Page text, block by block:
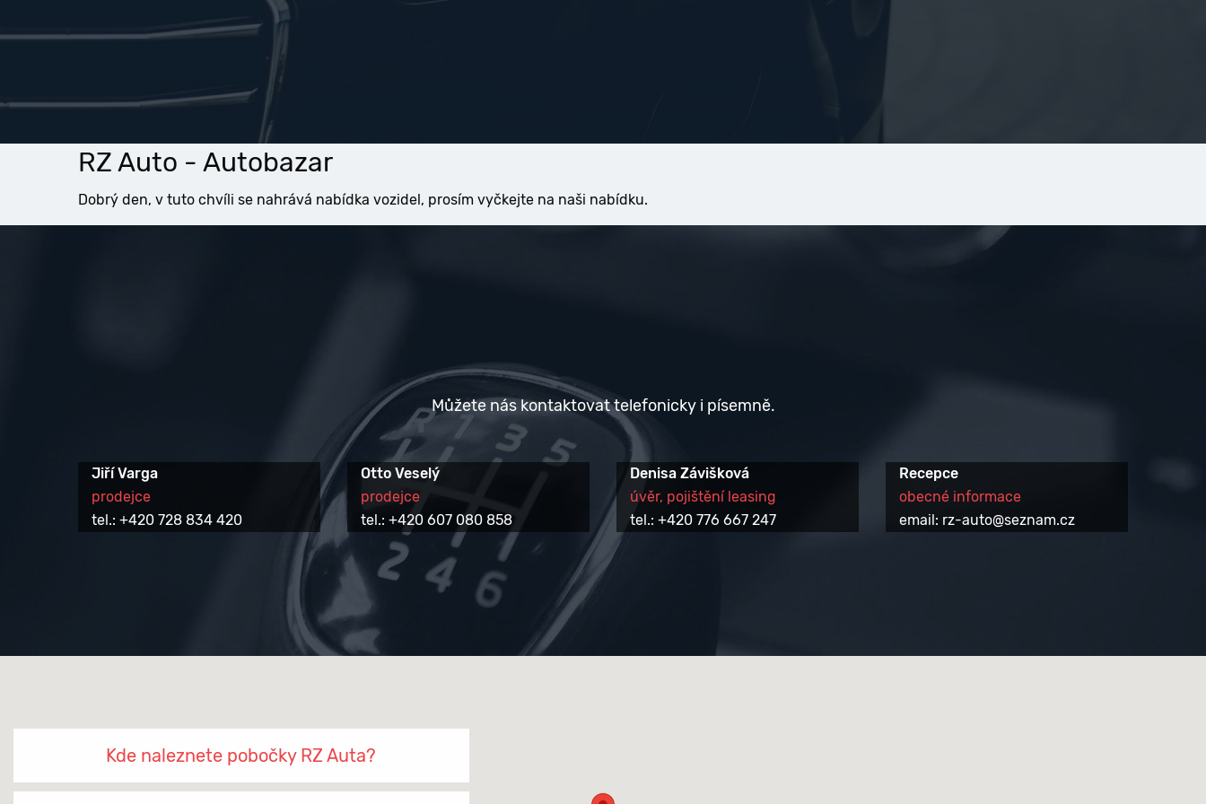
RZ Auto - Autobazar
Dobrý den, v tuto chvíli se nahrává nabídka vozidel, prosím vyčkejte na naši nabídku.
Můžete nás kontaktovat telefonicky i písemně.
Jiří Varga
prodejce
tel.: +420 728 834 420
Otto Veselý
prodejce
tel.: +420 607 080 858
Denisa Závišková
úvěr, pojištění leasing
tel.: +420 776 667 247
Recepce
obecné informace
email: rz-auto@seznam.cz
Kde naleznete pobočky RZ Auta?